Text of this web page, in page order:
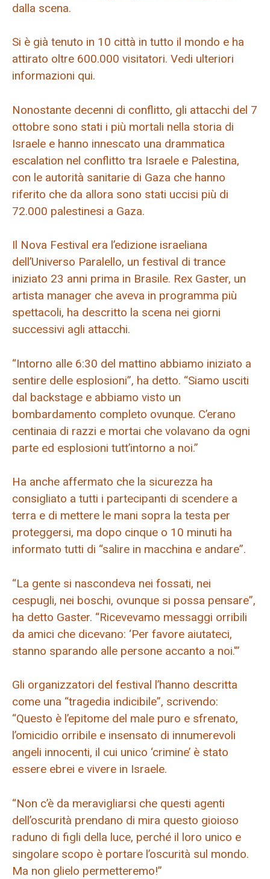
dalla scena.
Si è già tenuto in 10 città in tutto il mondo e ha
attirato oltre 600.000 visitatori. Vedi ulteriori
informazioni qui.
Nonostante decenni di conflitto, gli attacchi del 7
ottobre sono stati i più mortali nella storia di
Israele e hanno innescato una drammatica
escalation nel conflitto tra Israele e Palestina,
con le autorità sanitarie di Gaza che hanno
riferito che da allora sono stati uccisi più di
72.000 palestinesi a Gaza.
Il Nova Festival era l’edizione israeliana
dell’Universo Paralello, un festival di trance
iniziato 23 anni prima in Brasile. Rex Gaster, un
artista manager che aveva in programma più
spettacoli, ha descritto la scena nei giorni
successivi agli attacchi.
“Intorno alle 6:30 del mattino abbiamo iniziato a
sentire delle esplosioni”, ha detto. “Siamo usciti
dal backstage e abbiamo visto un
bombardamento completo ovunque. C’erano
centinaia di razzi e mortai che volavano da ogni
parte ed esplosioni tutt’intorno a noi.”
Ha anche affermato che la sicurezza ha
consigliato a tutti i partecipanti di scendere a
terra e di mettere le mani sopra la testa per
proteggersi, ma dopo cinque o 10 minuti ha
informato tutti di “salire in macchina e andare”.
“La gente si nascondeva nei fossati, nei
cespugli, nei boschi, ovunque si possa pensare”,
ha detto Gaster. “Ricevevamo messaggi orribili
da amici che dicevano: ‘Per favore aiutateci,
stanno sparando alle persone accanto a noi.'”
Gli organizzatori del festival l’hanno descritta
come una “tragedia indicibile”, scrivendo:
“Questo è l’epitome del male puro e sfrenato,
l’omicidio orribile e insensato di innumerevoli
angeli innocenti, il cui unico ‘crimine’ è stato
essere ebrei e vivere in Israele.
“Non c’è da meravigliarsi che questi agenti
dell’oscurità prendano di mira questo gioioso
raduno di figli della luce, perché il loro unico e
singolare scopo è portare l’oscurità sul mondo.
Ma non glielo permetteremo!”